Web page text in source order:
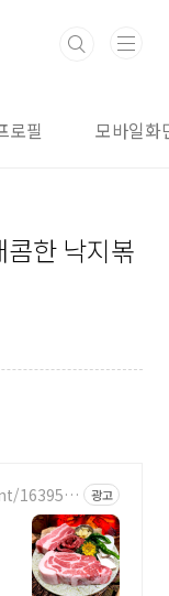
로필 모바일화
한 낙지볶
163951
광고